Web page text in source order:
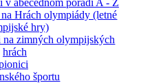
abecednom poradí A - Z
Hrách olympiády (letné
hry)
na zimných olympijských
hrách
športu